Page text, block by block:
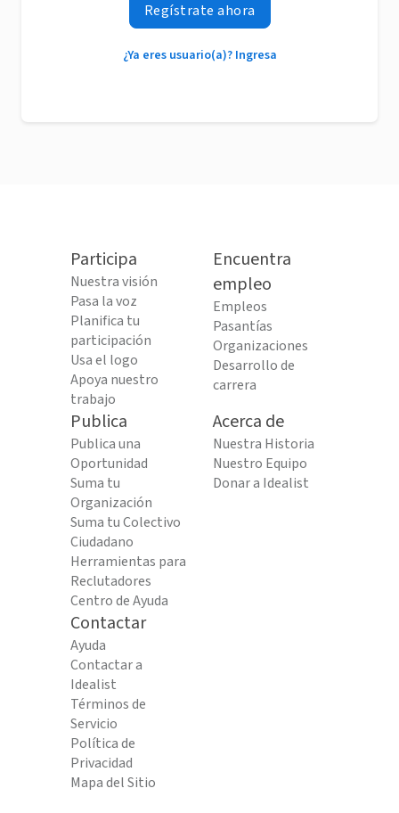
Regístrate ahora
¿Ya eres usuario(a)? Ingresa
Participa
Nuestra visión
Pasa la voz
Planifica tu
participación
Usa el logo
Apoya nuestro
trabajo
Encuentra
empleo
Empleos
Pasantías
Organizaciones
Desarrollo de
carrera
Publica
Publica una
Oportunidad
Suma tu
Organización
Suma tu Colectivo
Ciudadano
Herramientas para
Reclutadores
Centro de Ayuda
Acerca de
Nuestra Historia
Nuestro Equipo
Donar a Idealist
Contactar
Ayuda
Contactar a
Idealist
Términos de
Servicio
Política de
Privacidad
Mapa del Sitio